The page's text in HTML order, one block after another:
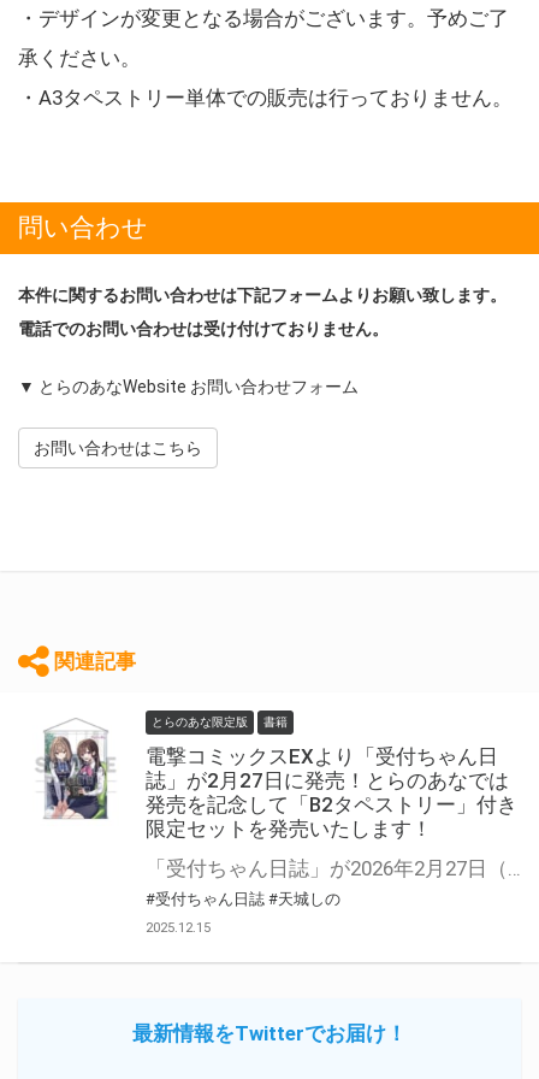
・デザインが変更となる場合がございます。予めご了
承ください。
・A3タペストリー単体での販売は行っておりません。
問い合わせ
本件に関するお問い合わせは下記フォームよりお願い致します。
電話でのお問い合わせは受け付けておりません。
▼ とらのあなWebsite お問い合わせフォーム
お問い合わせはこちら
関連記事
とらのあな限定版 書籍
電撃コミックスEXより「受付ちゃん日
誌」が2月27日に発売！とらのあなでは
発売を記念して「B2タペストリー」付き
限定セットを発売いたします！
「受付ちゃん日誌」が2026年2月27日（金）に発売！ とらのあなでは発売を記念して「B2タペストリー」付き限定セットを発売いたします。 あふれる事務服愛！SNSで人気の「受付ちゃん日誌」のイラスト連載シリーズをまとめたフルカラーコミックスに、 描き下ろしイラストを使用したB2タペストリーがセットになった商品です。 限定セットは数量限定となりますので是非お早めにお求めください！
#受付ちゃん日誌 #天城しの
2025.12.15
最新情報をTwitterでお届け！